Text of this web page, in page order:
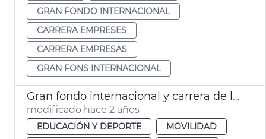
GRAN FONDO INTERNACIONAL
CARRERA EMPRESES
CARRERA EMPRESAS
GRAN FONS INTERNACIONAL
Gran fondo internacional y carrera de las empresas
modificado hace 2 años
EDUCACIÓN Y DEPORTE
MOVILIDAD